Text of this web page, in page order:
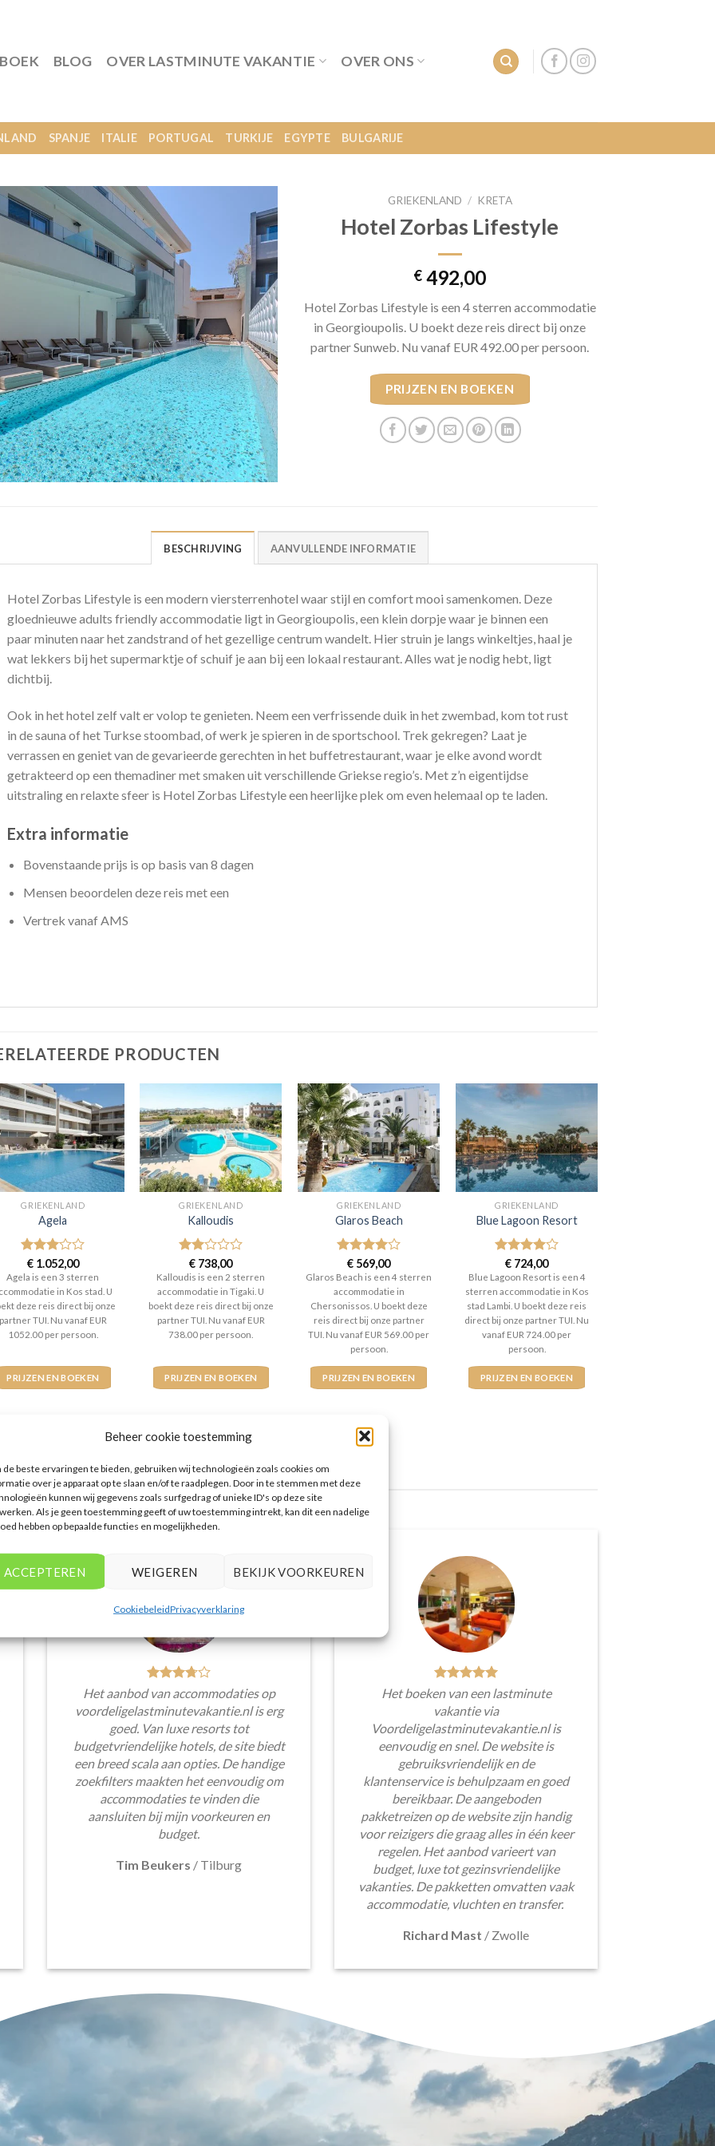
Beheer cookie toestemming
de beste ervaringen te bieden, gebruiken wij technologieën zoals cookies om
over je apparaat op te slaan en/of te raadplegen. Door in te stemmen met deze
kunnen wij gegevens zoals surfgedrag of unieke ID's op deze site
Als je geen toestemming geeft of uw toestemming intrekt, kan dit een nadelige
hebben op bepaalde functies en mogelijkheden.
ACCEPTEREN WEIGEREN BEKIJK VOORKEUREN
CookiebeleidPrivacyverklaring
BLOG OVER LASTMINUTE VAKANTIE OVER ONS
SPANJE ITALIE PORTUGAL TURKIJE EGYPTE BULGARIJE
GRIEKENLAND / KRETA
Hotel Zorbas Lifestyle
€ 492,00
Hotel Zorbas Lifestyle is een 4 sterren accommodatie
in Georgioupolis. U boekt deze reis direct bij onze
partner Sunweb. Nu vanaf EUR 492.00 per persoon.
PRIJZEN EN BOEKEN
BESCHRIJVING AANVULLENDE INFORMATIE
Hotel Zorbas Lifestyle is een modern viersterrenhotel waar stijl en comfort mooi samenkomen. Deze
gloednieuwe adults friendly accommodatie ligt in Georgioupolis, een klein dorpje waar je binnen een
paar minuten naar het zandstrand of het gezellige centrum wandelt. Hier struin je langs winkeltjes, haal je
wat lekkers bij het supermarktje of schuif je aan bij een lokaal restaurant. Alles wat je nodig hebt, ligt
dichtbij.
Ook in het hotel zelf valt er volop te genieten. Neem een verfrissende duik in het zwembad, kom tot rust
in de sauna of het Turkse stoombad, of werk je spieren in de sportschool. Trek gekregen? Laat je
verrassen en geniet van de gevarieerde gerechten in het buffetrestaurant, waar je elke avond wordt
getrakteerd op een themadiner met smaken uit verschillende Griekse regio’s. Met z’n eigentijdse
uitstraling en relaxte sfeer is Hotel Zorbas Lifestyle een heerlijke plek om even helemaal op te laden.
Extra informatie
Bovenstaande prijs is op basis van 8 dagen
Mensen beoordelen deze reis met een
Vertrek vanaf AMS
PRODUCTEN
GRIEKENLAND
Agela
Gewaardeerd
3uit 5
€1.052,00
Agela is een 3 sterren
in Kos stad. U
deze reis direct bij onze
TUI. Nu vanaf EUR
1052.00 per persoon.
PRIJZEN EN BOEKEN
GRIEKENLAND
Kalloudis
Gewaardeerd
2uit
5
€ 738,00
Kalloudis is een 2 sterren
accommodatie in Tigaki. U
boekt deze reis direct bij onze
partner TUI. Nu vanaf EUR
738.00 per persoon.
PRIJZEN EN BOEKEN
GRIEKENLAND
Glaros Beach
Gewaardeerd
4uit 5
€ 569,00
Glaros Beach is een 4 sterren
accommodatie in
Chersonissos. U boekt deze
reis direct bij onze partner
TUI. Nu vanaf EUR 569.00 per
persoon.
PRIJZEN EN BOEKEN
GRIEKENLAND
Blue Lagoon Resort
Gewaardeerd
4uit 5
€ 724,00
Blue Lagoon Resort is een 4
sterren accommodatie in Kos
stad Lambi. U boekt deze reis
direct bij onze partner TUI. Nu
vanaf EUR 724.00 per
persoon.
PRIJZEN EN BOEKEN
WAT ZE OVER ONS ZEGGEN
Het aanbod van accommodaties op
voordeligelastminutevakantie.nl is erg
goed. Van luxe resorts tot
budgetvriendelijke hotels, de site biedt
een breed scala aan opties. De handige
zoekfilters maakten het eenvoudig om
accommodaties te vinden die
aansluiten bij mijn voorkeuren en
budget.
Tim Beukers / Tilburg
Het boeken van een lastminute
vakantie via
Voordeligelastminutevakantie.nl is
eenvoudig en snel. De website is
gebruiksvriendelijk en de
klantenservice is behulpzaam en goed
bereikbaar. De aangeboden
pakketreizen op de website zijn handig
voor reizigers die graag alles in één keer
regelen. Het aanbod varieert van
budget, luxe tot gezinsvriendelijke
vakanties. De pakketten omvatten vaak
accommodatie, vluchten en transfer.
Richard Mast / Zwolle